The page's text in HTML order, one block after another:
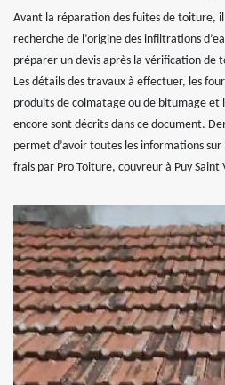
Avant la réparation des fuites de toiture,
recherche de l’origine des infiltrations
préparer un devis après la vérification de
Les détails des travaux à effectuer, les
produits de colmatage ou de bitumage et
encore sont décrits dans ce document.
permet d’avoir toutes les informations
frais par Pro Toiture, couvreur à Puy Saint